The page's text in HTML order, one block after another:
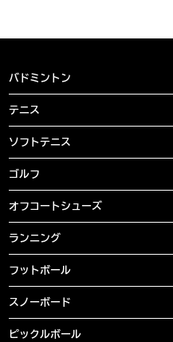
バドミントン
テニス
ソフトテニス
ゴルフ
オフコートシューズ
ランニング
フットボール
スノーボード
ピックルボール